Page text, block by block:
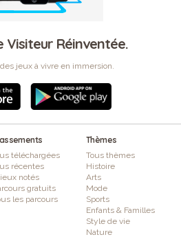
Visiteur Réinventée.
jeux à vivre en immersion.
téléchargées
récentes
notés
gratuits
les parcours
Thèmes
Tous thèmes
Histoire
Arts
Mode
Sports
Enfants & Familles
Style de vie
Nature